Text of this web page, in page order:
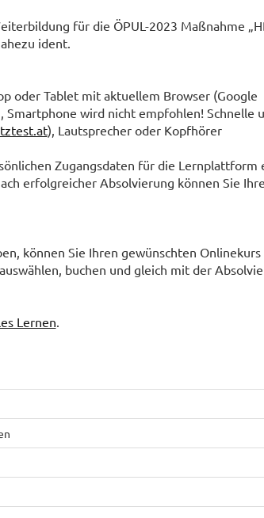
für die ÖPUL-2023 Maßnahme
ident.
oder Tablet mit aktuellem Browser (Google
wird nicht empfohlen! Schnelle
), Lautsprecher oder Kopfhörer
Zugangsdaten für die Lernplattform
erfolgreicher Absolvierung können Sie Ihre
können Sie Ihren gewünschten
buchen und gleich mit der
Lernen.